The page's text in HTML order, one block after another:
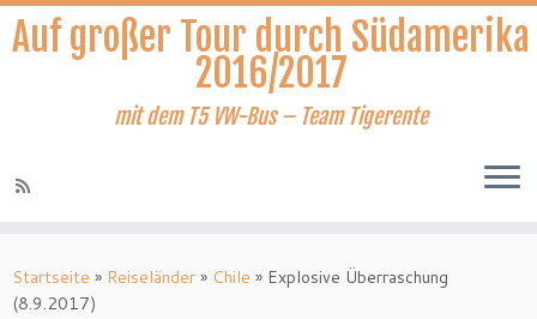
Inhalt
springen
Auf großer Tour durch Südamerika
2016/2017
mit dem T5 VW-Bus – Team Tigerente
Startseite » Reiseländer » Chile » Explosive Überraschung
(8.9.2017)